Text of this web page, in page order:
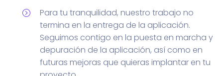
Para tu tranquilidad, nuestro trabajo no
termina en la entrega de la aplicación.
Seguimos contigo en la puesta en marcha y
depuración de la aplicación, así como en
futuras mejoras que quieras implantar en tu